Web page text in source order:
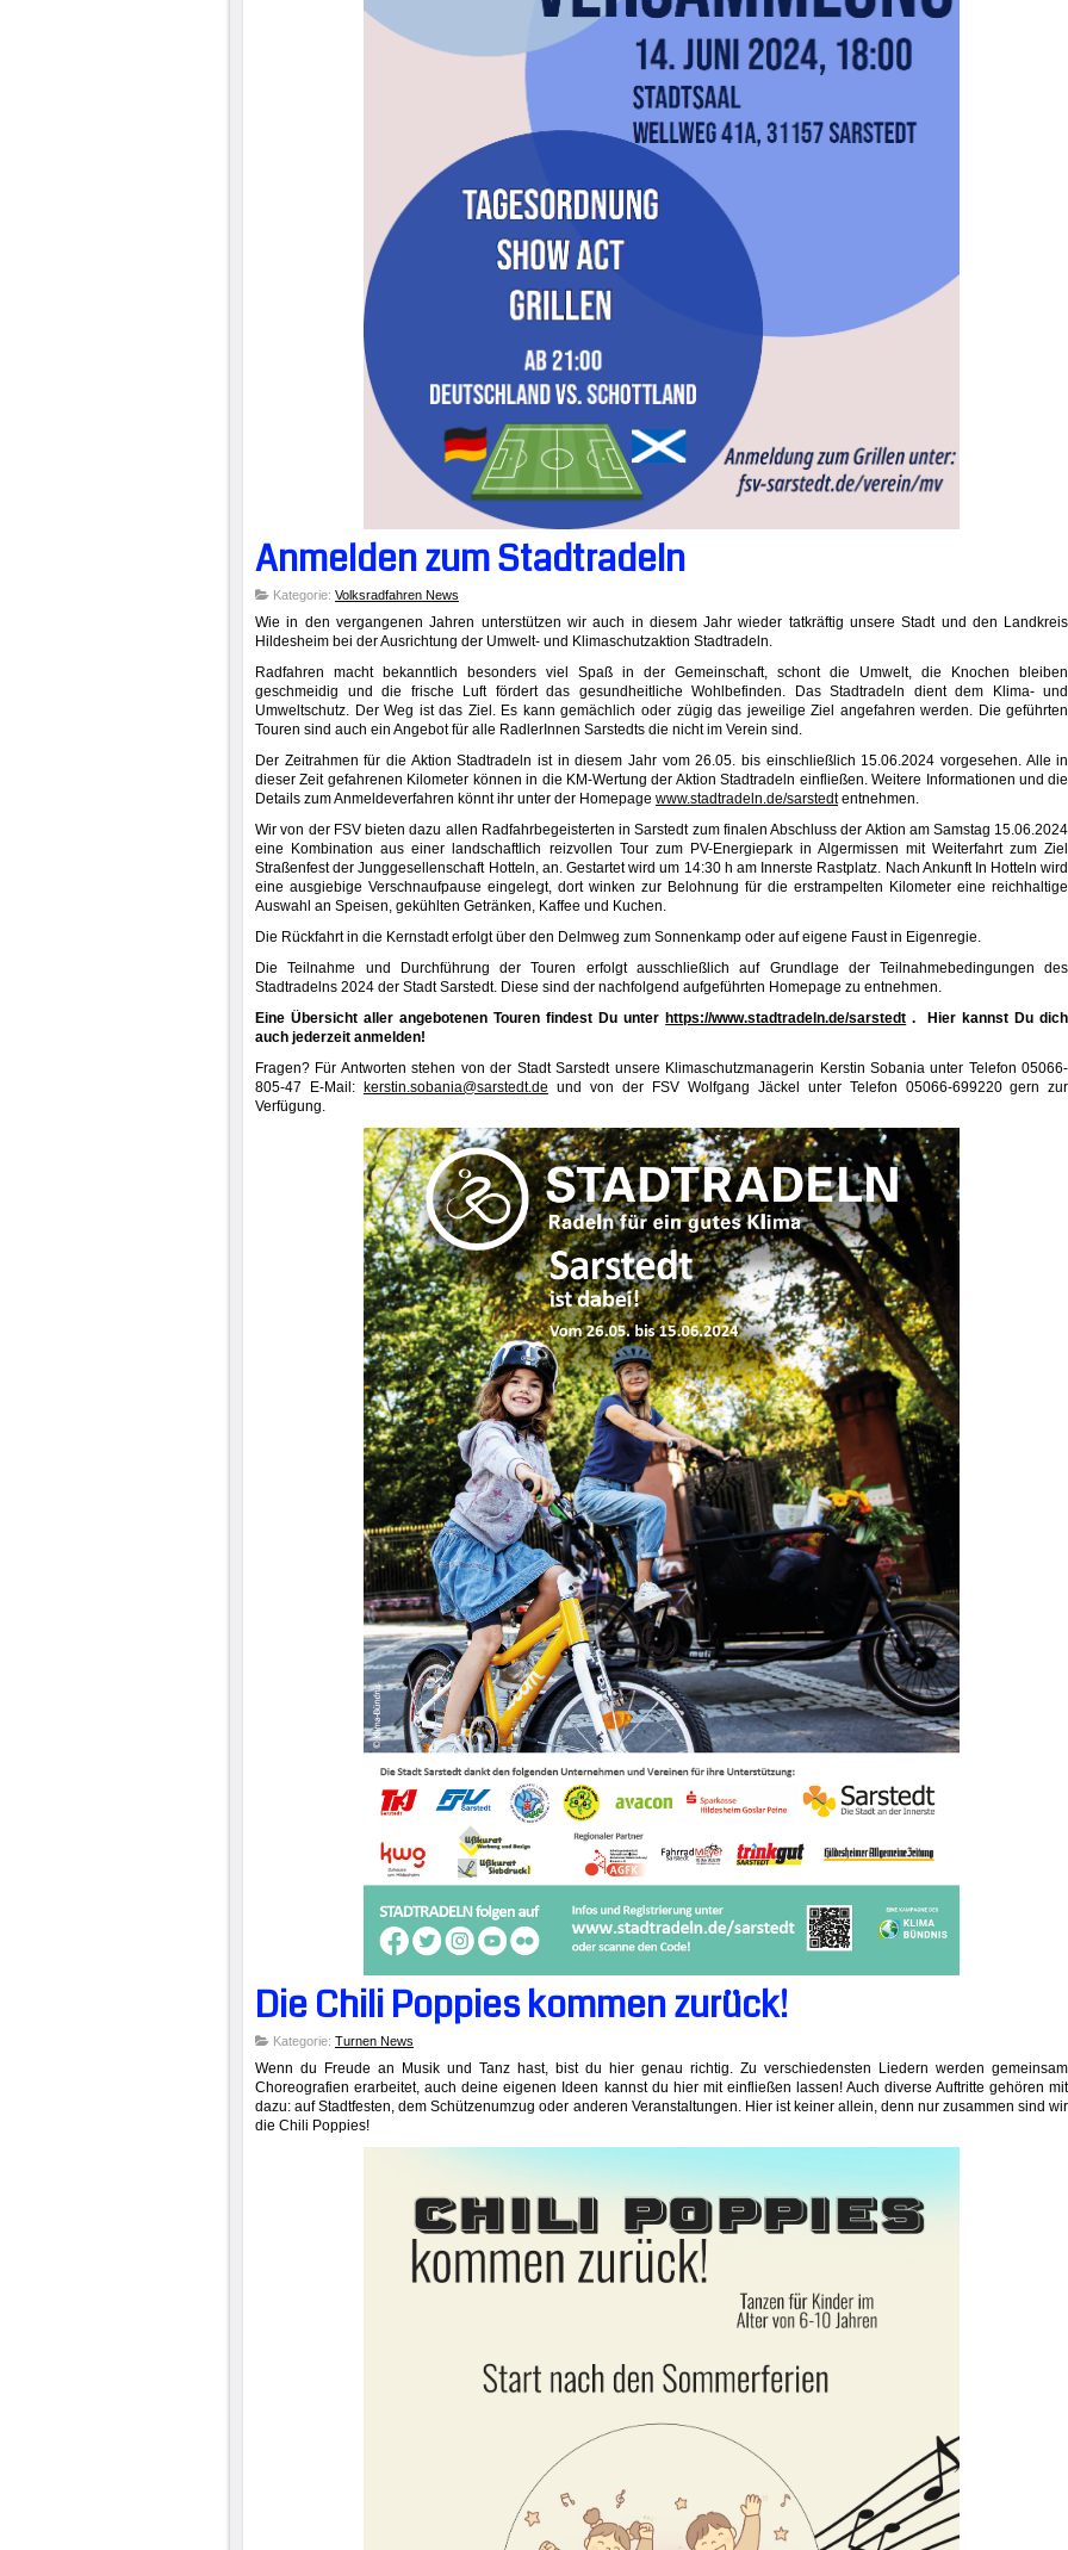
Anmelden zum Stadtradeln
Kategorie: Volksradfahren News
Wie in den vergangenen Jahren unterstützen wir auch in diesem Jahr wieder tatkräftig unsere Stadt und den Landkreis
Hildesheim bei der Ausrichtung der Umwelt- und Klimaschutzaktion Stadtradeln.
Radfahren macht bekanntlich besonders viel Spaß in der Gemeinschaft, schont die Umwelt, die Knochen bleiben
geschmeidig und die frische Luft fördert das gesundheitliche Wohlbefinden. Das Stadtradeln dient dem Klima- und
Umweltschutz. Der Weg ist das Ziel. Es kann gemächlich oder zügig das jeweilige Ziel angefahren werden. Die geführten
Touren sind auch ein Angebot für alle RadlerInnen Sarstedts die nicht im Verein sind.
Der Zeitrahmen für die Aktion Stadtradeln ist in diesem Jahr vom 26.05. bis einschließlich 15.06.2024 vorgesehen. Alle in
dieser Zeit gefahrenen Kilometer können in die KM-Wertung der Aktion Stadtradeln einfließen. Weitere Informationen und die
Details zum Anmeldeverfahren könnt ihr unter der Homepage www.stadtradeln.de/sarstedtentnehmen.
Wir von der FSV bieten dazu allen Radfahrbegeisterten in Sarstedt zum finalen Abschluss der Aktion am Samstag 15.06.2024
eine Kombination aus einer landschaftlich reizvollen Tour zum PV-Energiepark in Algermissen mit Weiterfahrt zum Ziel
Straßenfest der Junggesellenschaft Hotteln, an. Gestartet wird um 14:30 h am Innerste Rastplatz. Nach Ankunft In Hotteln wird
eine ausgiebige Verschnaufpause eingelegt, dort winken zur Belohnung für die erstrampelten Kilometer eine reichhaltige
Auswahl an Speisen, gekühlten Getränken, Kaffee und Kuchen.
Die Rückfahrt in die Kernstadt erfolgt über den Delmweg zum Sonnenkamp oder auf eigene Faust in Eigenregie.
Die Teilnahme und Durchführung der Touren erfolgt ausschließlich auf Grundlage der Teilnahmebedingungen des
Stadtradelns 2024 der Stadt Sarstedt. Diese sind der nachfolgend aufgeführten Homepage zu entnehmen.
Eine Übersicht aller angebotenen Touren findest Du unter https://www.stadtradeln.de/sarstedt .
Hier kannst Du dich
auch jederzeit anmelden!
Fragen? Für Antworten stehen von der Stadt Sarstedt unsere Klimaschutzmanagerin Kerstin Sobania unter Telefon 05066-
805-47 E-Mail: kerstin.sobania@sarstedt.de und von der FSV Wolfgang Jäckel unter Telefon 05066-699220 gern zur
Verfügung.
Die Chili Poppies kommen zurück!
Kategorie: Turnen News
Wenn du Freude an Musik und Tanz hast, bist du hier genau richtig. Zu verschiedensten Liedern werden gemeinsam
Choreografien erarbeitet, auch deine eigenen Ideen kannst du hier mit einfließen lassen! Auch diverse Auftritte gehören mit
dazu: auf Stadtfesten, dem Schützenumzug oder anderen Veranstaltungen. Hier ist keiner allein, denn nur zusammen sind wir
die Chili Poppies!